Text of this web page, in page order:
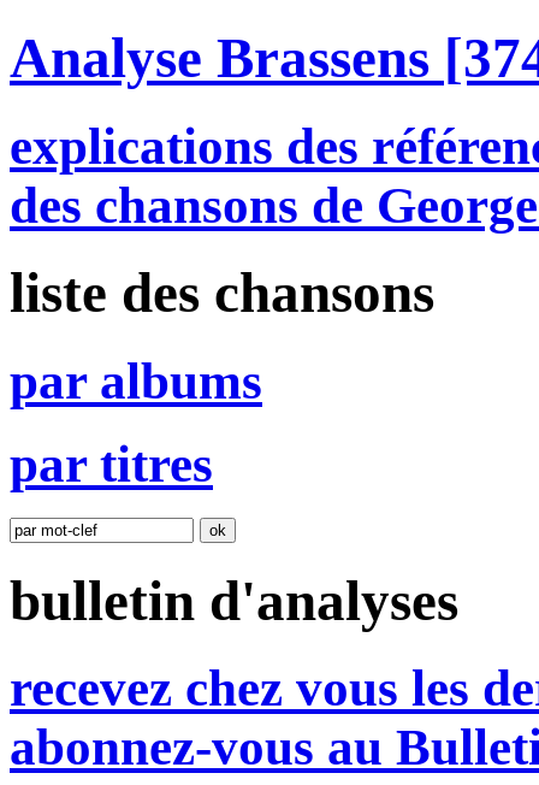
Analyse Brassens
explications des
des chansons de
liste des chansons
par albums
par titres
bulletin d'analyses
recevez chez vous les
abonnez-vous au